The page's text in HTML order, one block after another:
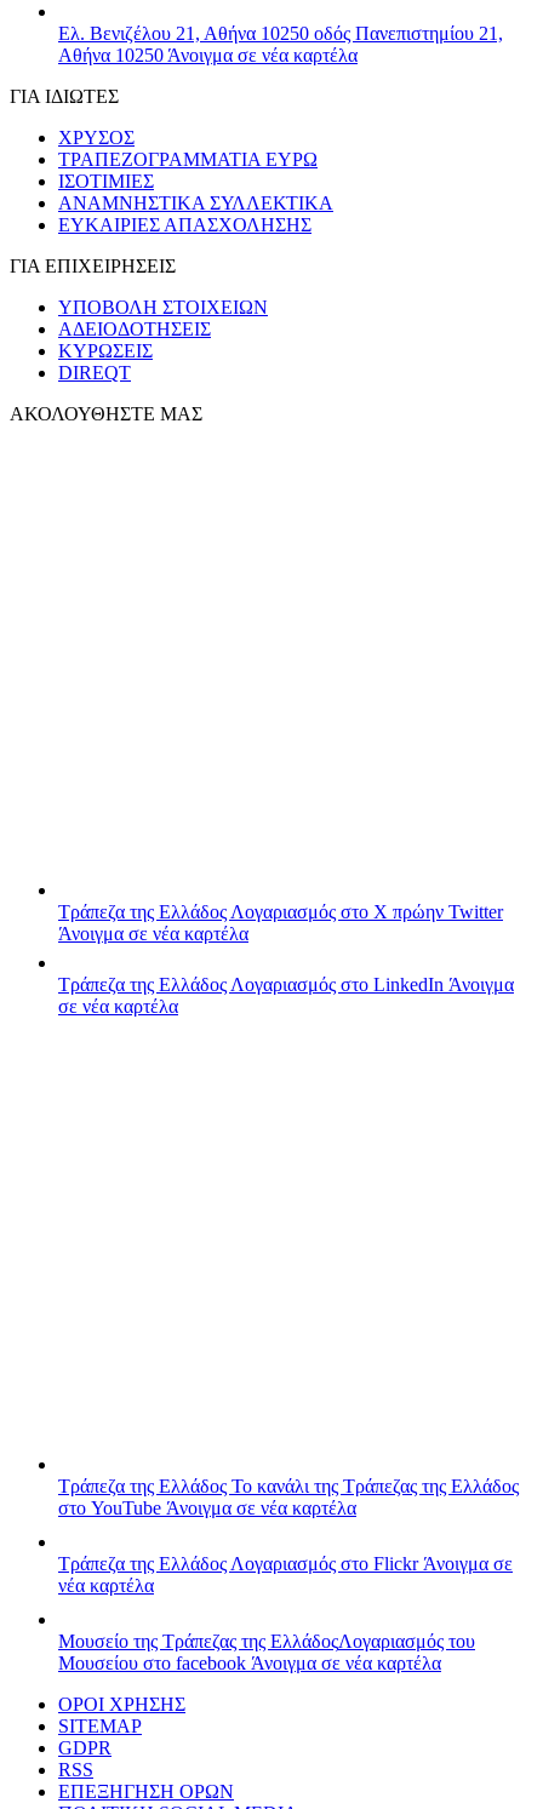
Ελ. Βενιζέλου 21, Αθήνα 10250 οδός Πανεπιστημίου 21,
Αθήνα 10250 Άνοιγμα σε νέα καρτέλα
ΓΙΑ ΙΔΙΩΤΕΣ
ΧΡΥΣΟΣ
ΤΡΑΠΕΖΟΓΡΑΜΜΑΤΙΑ ΕΥΡΩ
ΙΣΟΤΙΜΙΕΣ
ΑΝΑΜΝΗΣΤΙΚΑ ΣΥΛΛΕΚΤΙΚΑ
ΕΥΚΑΙΡΙΕΣ ΑΠΑΣΧΟΛΗΣΗΣ
ΓΙΑ ΕΠΙΧΕΙΡΗΣΕΙΣ
ΥΠΟΒΟΛΗ ΣΤΟΙΧΕΙΩΝ
ΑΔΕΙΟΔΟΤΗΣΕΙΣ
ΚΥΡΩΣΕΙΣ
DIREQT
ΑΚΟΛΟΥΘΗΣΤΕ ΜΑΣ
Τράπεζα της Ελλάδος Λογαριασμός στο X πρώην Twitter
Άνοιγμα σε νέα καρτέλα
Τράπεζα της Ελλάδος Λογαριασμός στο LinkedIn Άνοιγμα
σε νέα καρτέλα
Τράπεζα της Ελλάδος Το κανάλι της Τράπεζας της Ελλάδος
στο YouTube Άνοιγμα σε νέα καρτέλα
Τράπεζα της Ελλάδος Λογαριασμός στο FlickrΆνοιγμα σε
νέα καρτέλα
Μουσείο της Τράπεζας της ΕλλάδοςΛογαριασμός του
Μουσείου στο facebook Άνοιγμα σε νέα καρτέλα
ΟΡΟΙ ΧΡΗΣΗΣ
SITEMAP
GDPR
RSS
ΕΠΕΞΗΓΗΣΗ ΟΡΩΝ